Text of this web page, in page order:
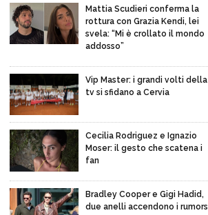
Mattia Scudieri conferma la
rottura con Grazia Kendi, lei
svela: “Mi è crollato il mondo
addosso”
Vip Master: i grandi volti della
tv si sfidano a Cervia
Cecilia Rodriguez e Ignazio
Moser: il gesto che scatena i
fan
Bradley Cooper e Gigi Hadid,
due anelli accendono i rumors